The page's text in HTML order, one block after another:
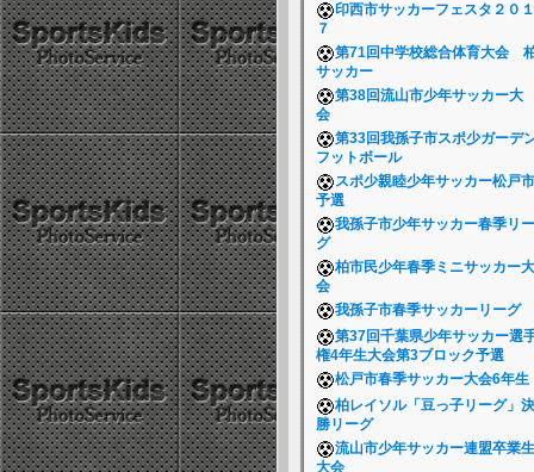
印西市サッカーフェスタ２０１
７
第71回中学校総合体育大会
サッカー
第38回流山市少年サッカー大
会
第33回我孫子市スポ少ガーデ
フットボール
スポ少親睦少年サッカー松戸市
予選
我孫子市少年サッカー春季リー
グ
柏市民少年春季ミニサッカー大
会
我孫子市春季サッカーリーグ
第37回千葉県少年サッカー選
権4年生大会第3ブロック予選
松戸市春季サッカー大会6年生
柏レイソル「豆っ子リーグ」決
勝リーグ
流山市少年サッカー連盟卒業生
大会